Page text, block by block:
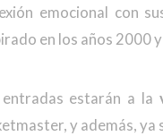
emocional con
en los años 2000
entradas estarán a la
y además, ya